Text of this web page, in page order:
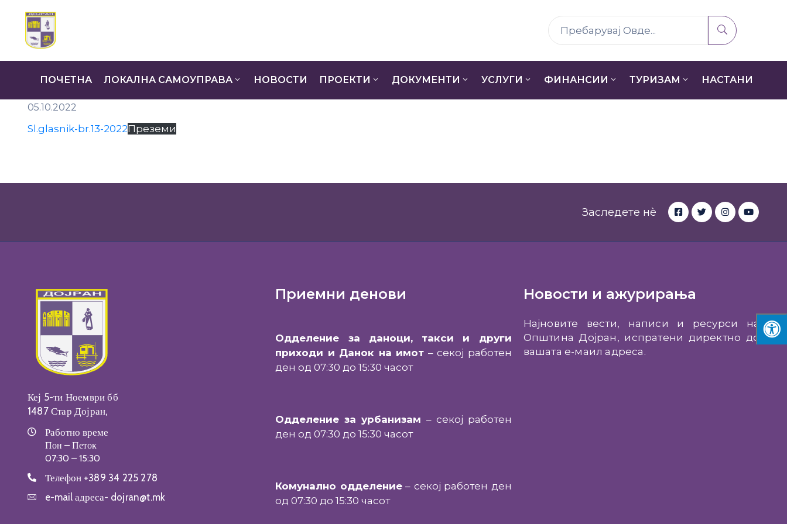
ПОЧЕТНА ЛОКАЛНА САМОУПРАВА НОВОСТИ ПРОЕКТИ ДОКУМЕНТИ УСЛУГИ ФИНАНСИИ ТУРИЗАМ НАСТАНИ
05.10.2022
Sl.glasnik-br.13-2022Преземи
Заследете нè
Кеј 5-ти Ноември бб
1487 Стар Дојран,
Работно време
Пон – Петок
07:30 – 15:30
Телефон +389 34 225 278
e-mail адреса- dojran@t.mk
Приемни денови
Одделение за даноци, такси и други
приходи и Данок на имот – секој работен
ден од 07:30 до 15:30 часот
Одделение за урбанизам – секој работен
ден од 07:30 до 15:30 часот
Комунално одделение– секој работен ден
од 07:30 до 15:30 часот
Новости и ажурирања
Најновите вести, написи и ресурси на
Општина Дојран, испратени директно до
вашата е-маил адреса.